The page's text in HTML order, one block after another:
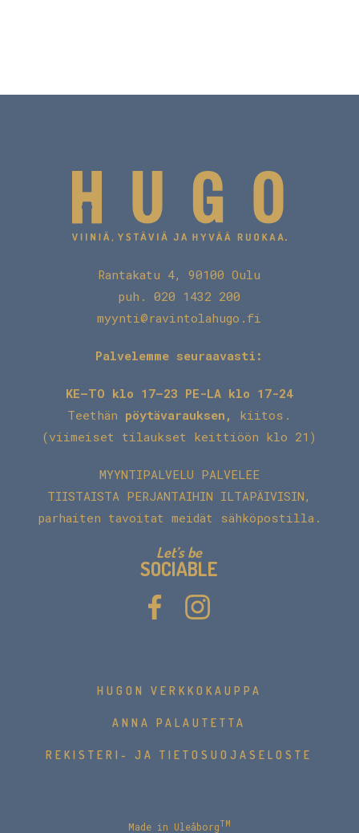
Rantakatu 4, 90100 Oulu
puh. 020 1432 200
myynti@ravintolahugo.fi
Palvelemme seuraavasti:
KE–TO klo 17–23 PE-LA klo 17-24
Teethän pöytävarauksen , kiitos.
(viimeiset tilaukset keittiöön klo 21)
MYYNTIPALVELU PALVELEE
TIISTAISTA PERJANTAIHIN ILTAPÄIVISIN,
parhaiten tavoitat meidät sähköpostilla.
Let’s be
SOCIABLE
HUGON VERKKOKAUPPA
ANNA PALAUTETTA
REKISTERI- JA TIETOSUOJASELOSTE
Made in UleåborgTM